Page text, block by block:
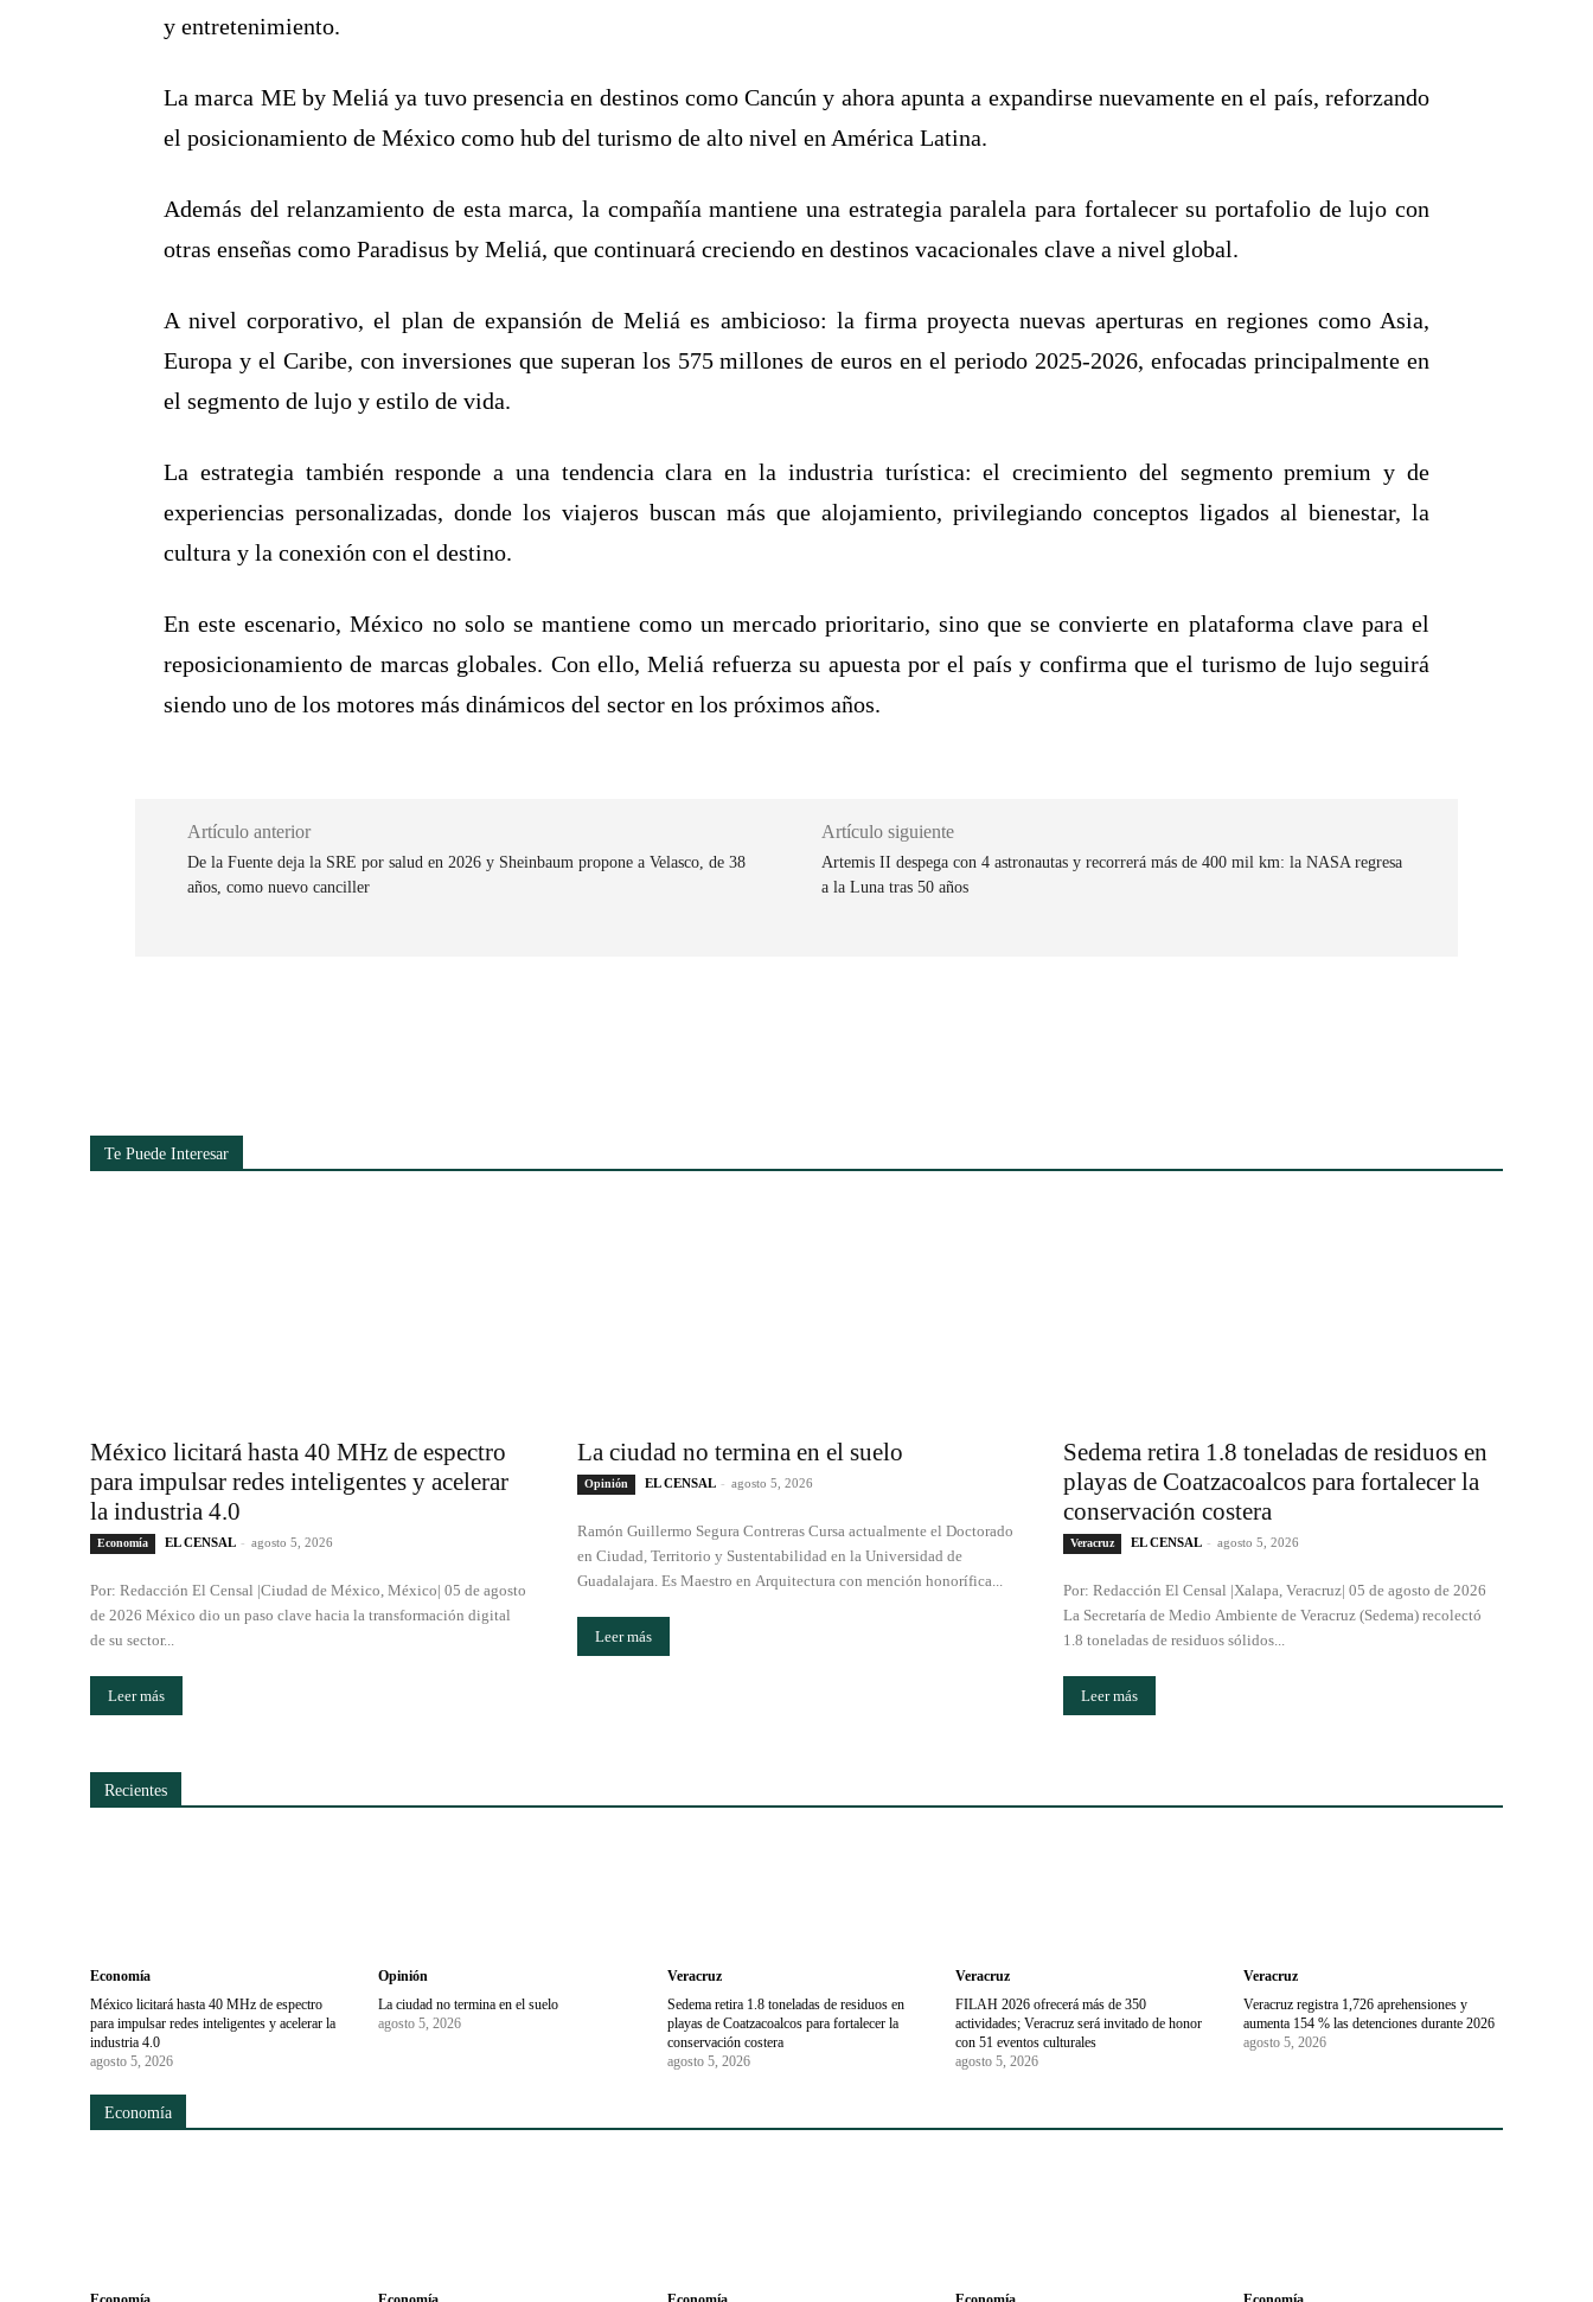
y entretenimiento.
La marca ME by Meliá ya tuvo presencia en destinos como Cancún y ahora apunta a expandirse nuevamente en el país, reforzando
el posicionamiento de México como hub del turismo de alto nivel en América Latina.
Además del relanzamiento de esta marca, la compañía mantiene una estrategia paralela para fortalecer su portafolio de lujo con
otras enseñas como Paradisus by Meliá, que continuará creciendo en destinos vacacionales clave a nivel global.
A nivel corporativo, el plan de expansión de Meliá es ambicioso: la firma proyecta nuevas aperturas en regiones como Asia,
Europa y el Caribe, con inversiones que superan los 575 millones de euros en el periodo 2025-2026, enfocadas principalmente en
el segmento de lujo y estilo de vida.
La estrategia también responde a una tendencia clara en la industria turística: el crecimiento del segmento premium y de
experiencias personalizadas, donde los viajeros buscan más que alojamiento, privilegiando conceptos ligados al bienestar, la
cultura y la conexión con el destino.
En este escenario, México no solo se mantiene como un mercado prioritario, sino que se convierte en plataforma clave para el
reposicionamiento de marcas globales. Con ello, Meliá refuerza su apuesta por el país y confirma que el turismo de lujo seguirá
siendo uno de los motores más dinámicos del sector en los próximos años.
Artículo anterior
De la Fuente deja la SRE por salud en 2026 y Sheinbaum propone a Velasco, de 38
años, como nuevo canciller
Artículo siguiente
Artemis II despega con 4 astronautas y recorrerá más de 400 mil km: la NASA regresa
a la Luna tras 50 años
Te Puede Interesar
México licitará hasta 40 MHz de espectro
para impulsar redes inteligentes y acelerar
la industria 4.0
Economía EL CENSAL - agosto 5, 2026
Por: Redacción El Censal |Ciudad de México, México| 05 de agosto
de 2026 México dio un paso clave hacia la transformación digital
de su sector...
Leer más
La ciudad no termina en el suelo
Opinión EL CENSAL - agosto 5, 2026
Ramón Guillermo Segura Contreras Cursa actualmente el Doctorado
en Ciudad, Territorio y Sustentabilidad en la Universidad de
Guadalajara. Es Maestro en Arquitectura con mención honorífica...
Leer más
Sedema retira 1.8 toneladas de residuos en
playas de Coatzacoalcos para fortalecer la
conservación costera
Veracruz EL CENSAL - agosto 5, 2026
Por: Redacción El Censal |Xalapa, Veracruz| 05 de agosto de 2026
La Secretaría de Medio Ambiente de Veracruz (Sedema) recolectó
1.8 toneladas de residuos sólidos...
Leer más
Recientes
Economía
México licitará hasta 40 MHz de espectro
para impulsar redes inteligentes y acelerar la
industria 4.0
agosto 5, 2026
Opinión
La ciudad no termina en el suelo
agosto 5, 2026
Veracruz
Sedema retira 1.8 toneladas de residuos en
playas de Coatzacoalcos para fortalecer la
conservación costera
agosto 5, 2026
Veracruz
FILAH 2026 ofrecerá más de 350
actividades; Veracruz será invitado de honor
con 51 eventos culturales
agosto 5, 2026
Veracruz
Veracruz registra 1,726 aprehensiones y
aumenta 154 % las detenciones durante 2026
agosto 5, 2026
Economía